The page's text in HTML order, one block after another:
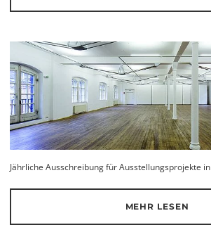
Jährliche Ausschreibung für Ausstellungsprojekte in
MEHR LESEN